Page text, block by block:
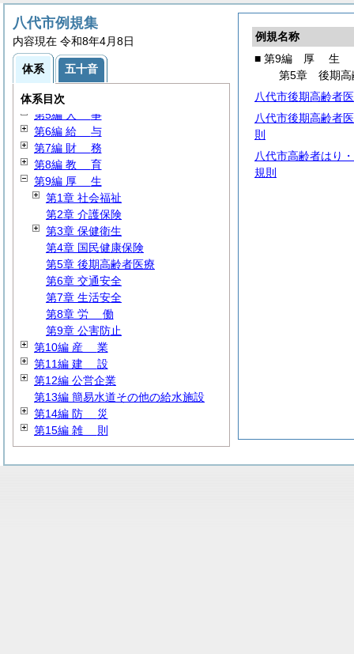
例規名称
■ 第9編 厚 生
第5章 後期高
八代市後期高齢者
八代市後期高齢者
則
八代市高齢者はり
規則
八代市例規集
内容現在 令和8年4月8日
体系 五十音
体系目次
第1編総 規
第2編議会
第3編 行政委員会・委員
第4編 行政通則
第5編 人 事
第6編 給 与
第7編 財 務
第8編 教 育
第9編 厚 生
第1章 社会福祉
第2章 介護保険
第3章 保健衛生
第4章 国民健康保険
第5章 後期高齢者医療
第6章 交通安全
第7章 生活安全
第8章 労 働
第9章 公害防止
第10編 産 業
第11編 建 設
第12編 公営企業
第13編 簡易水道その他の給水施設
第14編 防 災
第15編 雑 則